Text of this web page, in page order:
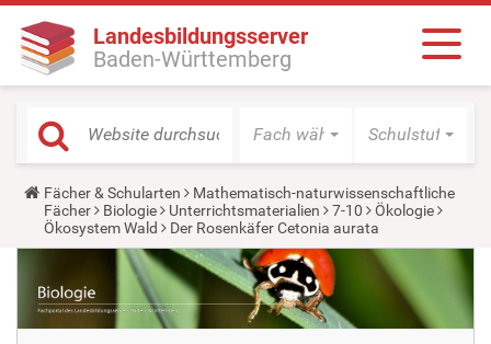
Landesbildungsserver
Baden-Württemberg
Fach wählen Schulstufe
Y
o
u
a
h
e
r
Fächer & Schularten
Mathematisch-naturwissenschaftliche
Fächer
Biologie Unterrichtsmaterialien 7-10
Ökologie
Ökosystem Wald
Der Rosenkäfer Cetonia aurata